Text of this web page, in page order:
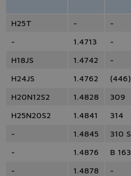
H25T - -
-
1.4713 -
H18JS
1.4742 -
H24JS
1.4762 (446)
H20N12S2
1.4828 309
H25N20S2
1.4841 314
-
1.4845 310 S
-
1.4876 B 163
-
1.4878 -